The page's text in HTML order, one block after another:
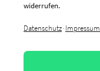
widerrufen.
Datenschutz· Impressum